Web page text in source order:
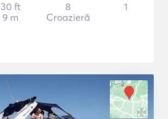
30 ft
9 m
8
Croazieră
1